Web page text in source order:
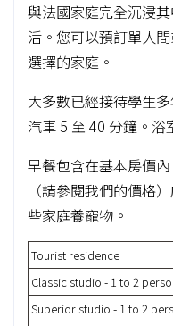
與法國家庭完全沉浸
活。您可以預訂單人
選擇的家庭。
大多數已經接待學生
汽車 5 至 40 分鐘。浴
早餐包含在基本房價
（請參閱我們的價格
些家庭養寵物。
Tourist residence
Classic studio - 1 to 2
Superior studio - 1 to 2